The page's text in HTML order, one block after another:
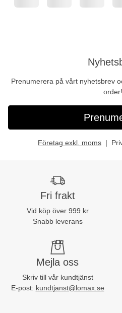
Prenumerera på vårt nyhetsbrev
order!
Företag exkl. moms
Fri frakt
Vid köp över 999 kr
Snabb leverans
Mejla oss
Skriv till vår kundtjänst
E-post: kundtjanst@lomax.se